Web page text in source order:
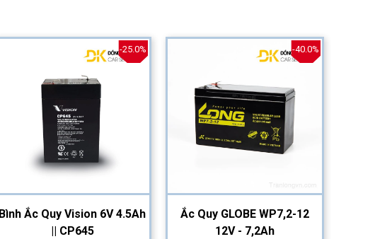
-25.0%
Bình Ắc Quy Vision 6V 4.5Ah
|| CP645
-40.0%
Ắc Quy GLOBE WP7,2-12
12V - 7,2Ah